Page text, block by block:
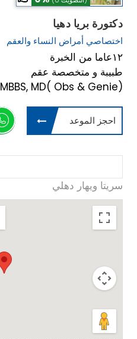
دكتورة بريا دهيا
اختصاصي أمراض النساء والعقم
١٢عاما من الخبرة
طبيبة و متخصصة عقم
MBBS, MD( Obs & Genie)
احجز الموعد
سريتا ويهار دهلي